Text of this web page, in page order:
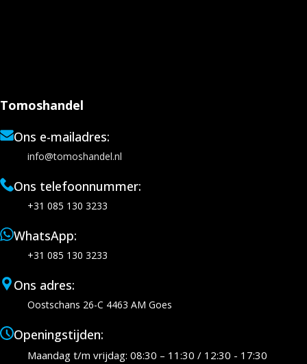
Tomoshandel
Ons e-mailadres:
info@tomoshandel.nl
Ons telefoonnummer:
+31 085 130 3233
WhatsApp:
+31 085 130 3233
Ons adres:
Oostschans 26-C 4463 AM Goes
Openingstijden:
Maandag t/m vrijdag: 08:30 – 11:30 / 12:30 - 17:30